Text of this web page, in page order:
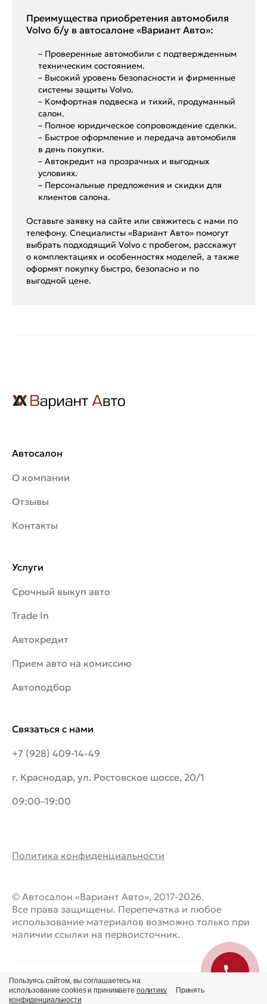
Преимущества приобретения автомобиля
Volvo б/у в автосалоне «Вариант Авто»:
– Проверенные автомобили с подтвержденным
техническим состоянием.
– Высокий уровень безопасности и фирменные
системы защиты Volvo.
– Комфортная подвеска и тихий, продуманный
салон.
– Полное юридическое сопровождение сделки.
– Быстрое оформление и передача автомобиля
в день покупки.
– Автокредит на прозрачных и выгодных
условиях.
– Персональные предложения и скидки для
клиентов салона.
Оставьте заявку на сайте или свяжитесь с нами по
телефону. Специалисты «Вариант Авто» помогут
выбрать подходящий Volvo с пробегом, расскажут
о комплектациях и особенностях моделей, а также
оформят покупку быстро, безопасно и по
выгодной цене.
Автосалон
О компании
Отзывы
Контакты
Связаться с нами
+7 (928) 409-14-49
г. Краснодар, ул. Ростовское шоссе, 20/1
09:00–19:00
Услуги
Срочный выкуп авто
Trade In
Автокредит
Прием авто на комиссию
Автоподбор
Политика конфиденциальности
© Автосалон «Вариант Авто», 2017-2026.
Все права защищены. Перепечатка и любое
использование материалов возможно только при
наличии ссылки на первоисточник.
Пользуясь сайтом, вы соглашаетесь на
использование cookies и принимаете политику
конфиденциальности
Принять